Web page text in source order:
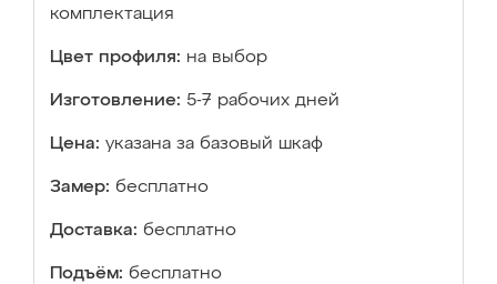
комплектация
Цвет профиля: на выбор
Изготовление: 5-7 рабочих дней
Цена: указана за базовый шкаф
Замер: бесплатно
Доставка: бесплатно
Подъём: бесплатно